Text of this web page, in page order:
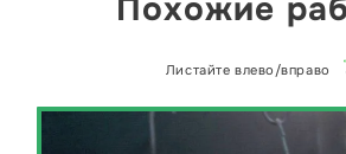
Похожие
Листайте влево/вправо